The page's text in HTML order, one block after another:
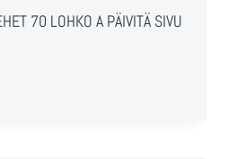
70 LOHKO A PÄIVITÄ SIVU